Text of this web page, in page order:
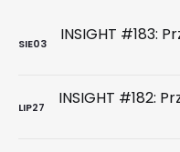
SIE03
LIP27